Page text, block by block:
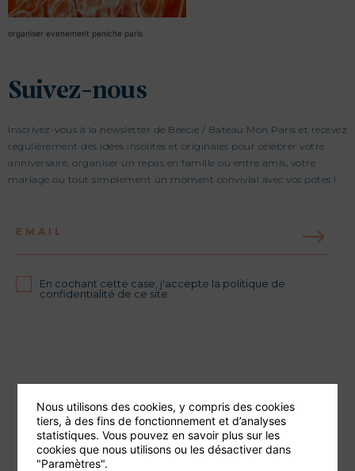
organiser evenement peniche paris
Suivez-nous
Inscrivez-vous à la newsletter de Beecie / Bateau Mon Paris et recevez
régulièrement des idées insolites et originales pour célébrer votre
anniversaire, organiser un repas en famille ou entre amis, votre
mariage ou tout simplement un moment convivial avec vos potes !
EMAIL
En cochant cette case, j'accepte la politique de
confidentialité de ce site
Foire aux questions
Nous utilisons des cookies, y compris des cookies
tiers, à des fins de fonctionnement et d’analyses
statistiques. Vous pouvez en savoir plus sur les
cookies que nous utilisons ou les désactiver dans
"Paramètres".